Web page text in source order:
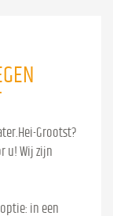
Grootst?
u! Wij zijn
in een